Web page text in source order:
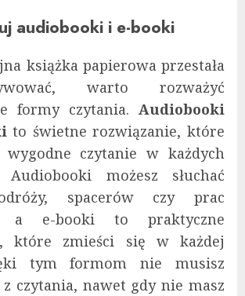
audiobooki i e-booki
książka papierowa przestała
warto rozważyć
formy czytania. Audiobooki
to świetne rozwiązanie, które
wygodne czytanie w każdych
Audiobooki możesz słuchać
spacerów czy prac
a e-booki to praktyczne
które zmieści się w każdej
tym formom nie musisz
czytania, nawet gdy nie masz